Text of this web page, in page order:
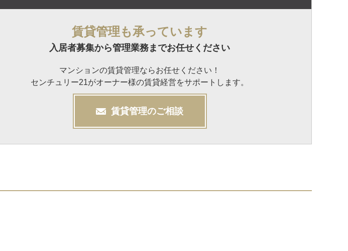
賃貸管理も承っています
入居者募集から管理業務までお任せください
マンションの賃貸管理ならお任せください！
センチュリー21がオーナー様の賃貸経営をサポートします。
賃貸管理のご相談